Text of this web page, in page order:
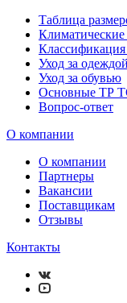
Таблица
Климатические
Уход за одеждой
Уход за обувью
Основные ТР
Вопрос-ответ
О компании
О компании
Партнеры
Вакансии
Поставщикам
Отзывы
Контакты